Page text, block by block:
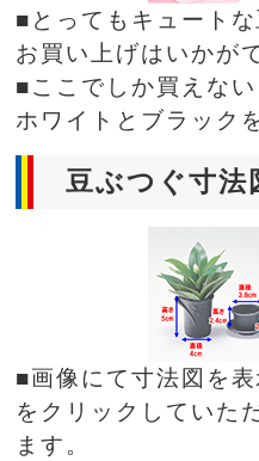
■とってもキュート
お買い上げはいかが
■ここでしか買えな
ホワイトとブラック
豆ぶつぐ寸法
■画像にて寸法図を
をクリックしていた
ます。